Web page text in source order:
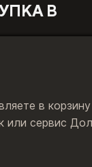
В
в
или сервис